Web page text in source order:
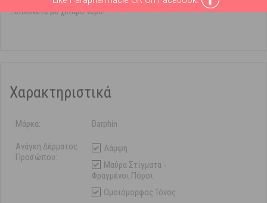
Ξεπλύνετε με χλιαρό νερό.
Χαρακτηριστικά
Μάρκα: Darphin
Ανάγκη Δέρματος
Προσώπου:
Λάμψη
Μαύρα Στίγματα -
Φραγμένοι Πόροι
Ομοιόμορφος Τόνος